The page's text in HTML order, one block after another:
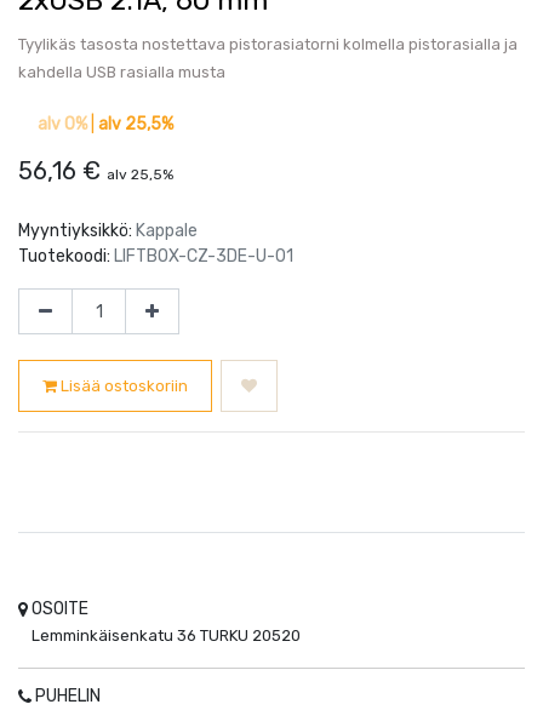
Tyylikäs tasosta nostettava pistorasiatorni kolmella pistorasialla ja
kahdella USB rasialla musta
alv 0%| alv 25,5%
56,16 € alv 25,5%
Myyntiyksikkö: Kappale
Tuotekoodi: LIFTBOX-CZ-3DE-U-01
Lisää ostoskoriin
OSOITE
Lemminkäisenkatu 36 TURKU 20520
PUHELIN